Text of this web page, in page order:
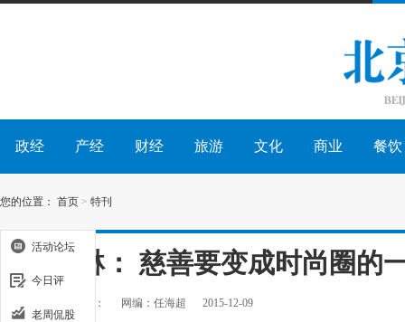
政经 产经 财经 旅游 文化 商业 餐饮
您的位置： 首页 > 特刊
张梓琳： 慈善要变成时尚圈的
作者： 网编：任海超 2015-12-09
活动论坛
今日评
老周侃股